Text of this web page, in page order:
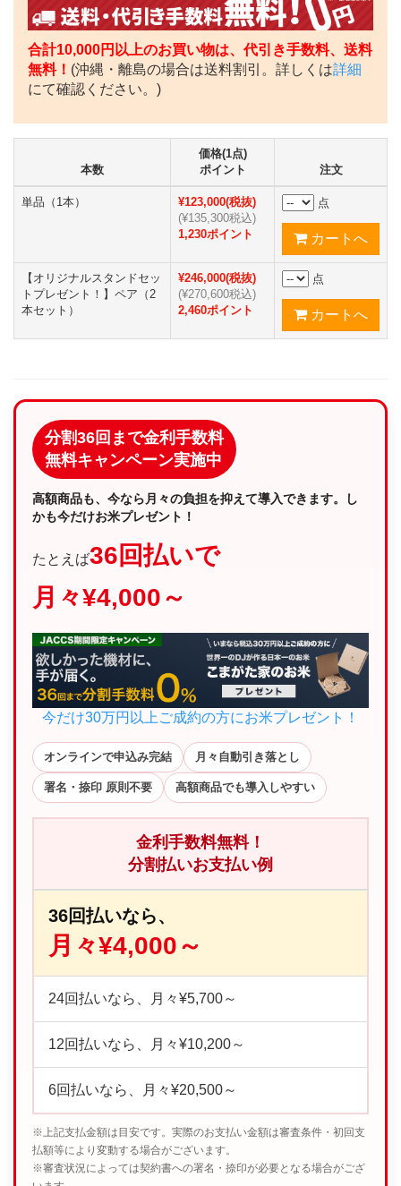
合計10,000円以上のお買い物は、代引き手数料、送料
無料！ (沖縄・離島の場合は送料割引。詳しくは詳細
にて確認ください。)
本数
価格(1点)
ポイント
注文
単品（1本）
¥123,000(税抜)
(¥135,300税込)
1,230ポイント
点
【オリジナルスタンドセッ
トプレゼント！】ペア（2
本セット）
¥246,000(税抜)
(¥270,600税込)
2,460ポイント
点
分割36回まで金利手数料
無料キャンペーン実施中
高額商品も、今なら月々の負担を抑えて導入できます。し
かも今だけお米プレゼント！
たとえば36回払いで
月々¥4,000～
今だけ30万円以上ご成約の方にお米プレゼント！
オンラインで申込み完結 月々自動引き落とし
署名・捺印 原則不要 高額商品でも導入しやすい
金利手数料無料！
分割払いお支払い例
36回払いなら、
月々¥4,000～
24回払いなら、月々¥5,700～
12回払いなら、月々¥10,200～
6回払いなら、月々¥20,500～
※上記支払金額は目安です。実際のお支払い金額は審査条件・初回支
払額等により変動する場合がございます。
※審査状況によっては契約書への署名・捺印が必要となる場合がござ